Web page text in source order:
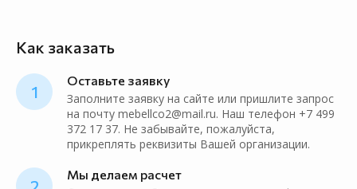
Как заказать
1
Оставьте заявку
Заполните заявку на сайте или пришлите запрос
на почту mebellco2@mail.ru. Наш телефон +7 499
372 17 37. Не забывайте, пожалуйста,
прикреплять реквизиты Вашей организации.
Мы делаем расчет